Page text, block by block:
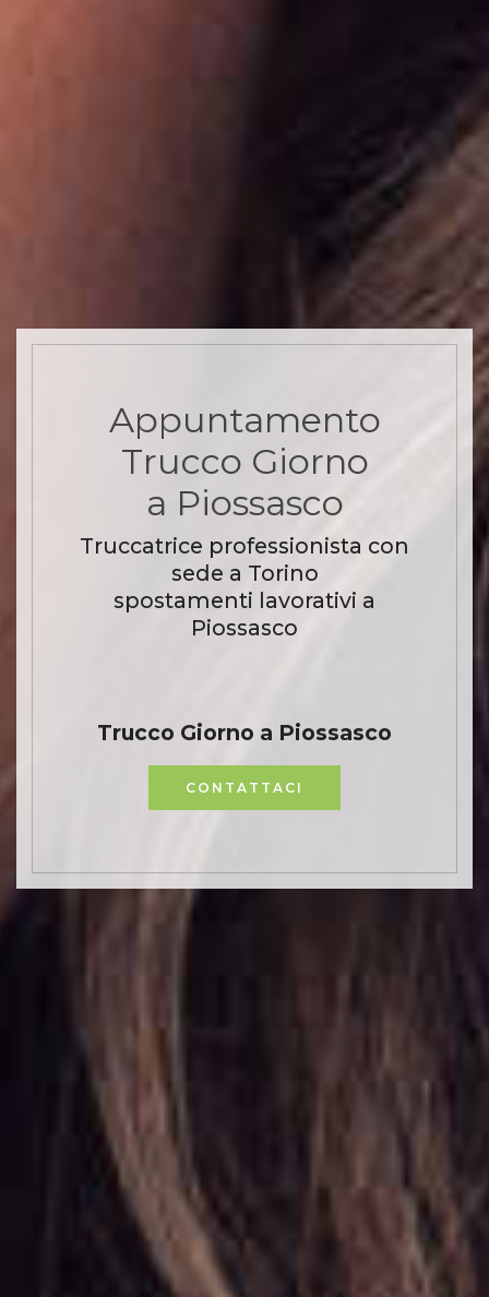
Appuntamento
Trucco Giorno
a Piossasco
Truccatrice professionista con
sede a Torino
spostamenti lavorativi a
Piossasco
Trucco Giorno a Piossasco
CONTATTACI